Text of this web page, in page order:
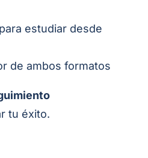
estudiar desde
de ambos formatos
tu éxito.